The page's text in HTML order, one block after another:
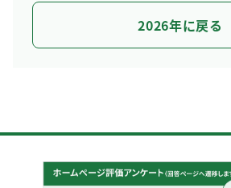
2026年に戻る